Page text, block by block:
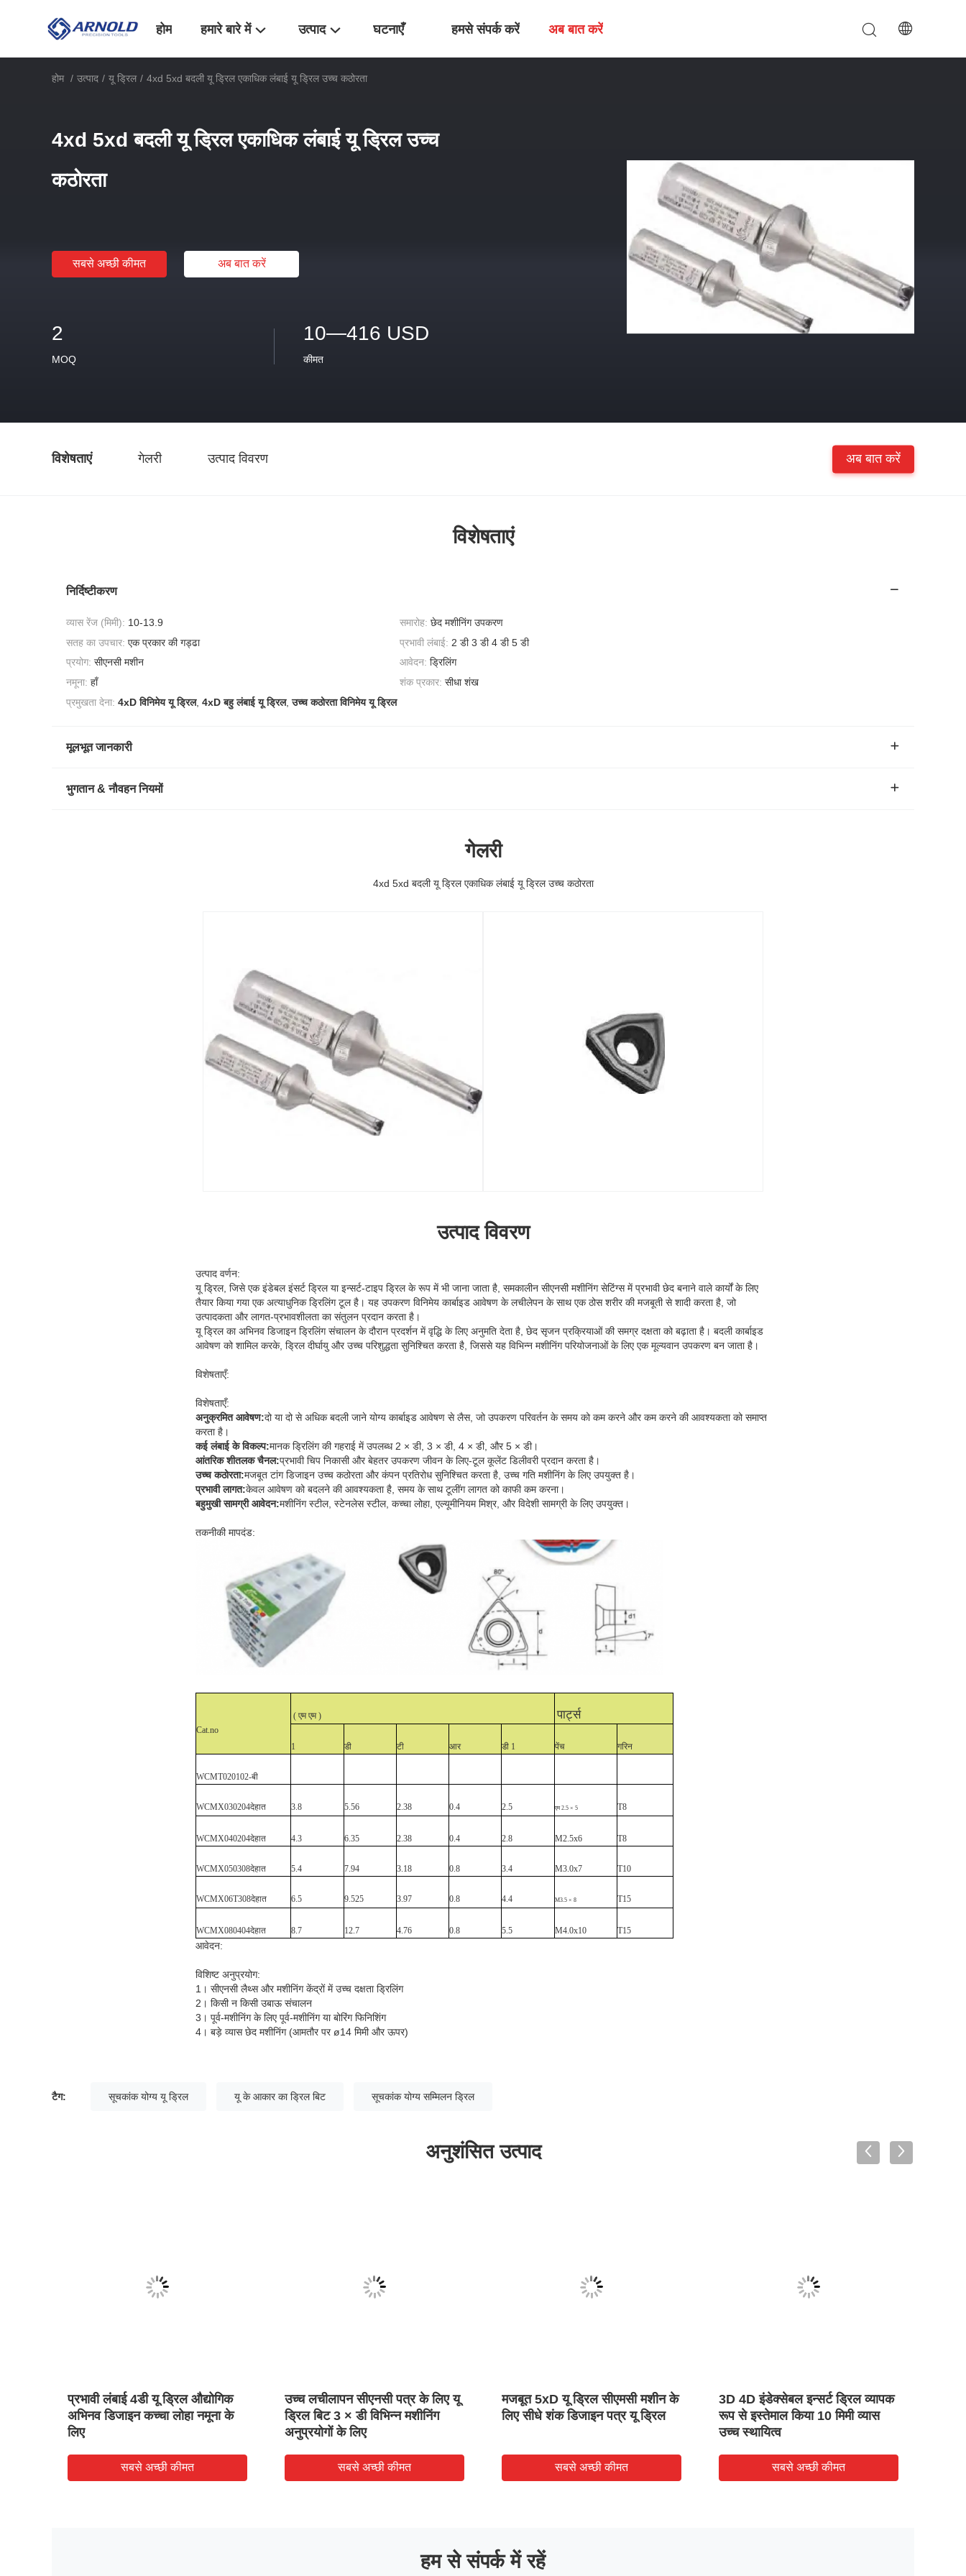
होम हमारे बारे में उत्पाद घटनाएँ हमसे संपर्क करें अब बात करें
होम / उत्पाद / यू ड्रिल / 4xd 5xd बदली यू ड्रिल एकाधिक लंबाई यू ड्रिल उच्च कठोरता
4xd 5xd बदली यू ड्रिल एकाधिक लंबाई यू ड्रिल उच्च
कठोरता
सबसे अच्छी कीमत अब बात करें
2
MOQ
10—416 USD
कीमत
विशेषताएं गेलरी उत्पाद विवरण अब बात करें
विशेषताएं
निर्दिष्टीकरण
व्यास रेंज (मिमी): 10-13.9 समारोह: छेद मशीनिंग उपकरण
सतह का उपचार: एक प्रकार की गड्ढा प्रभावी लंबाई: 2 डी 3 डी 4 डी 5 डी
प्रयोग: सीएनसी मशीन आवेदन: ड्रिलिंग
नमूना: हाँ शंक प्रकार: सीधा शंख
प्रमुखता देना: 4xD विनिमेय यू ड्रिल, 4xD बहु लंबाई यू ड्रिल,उच्च कठोरता विनिमेय यू ड्रिल
मूलभूत जानकारी
भुगतान & नौवहन नियमों
गेलरी
4xd 5xd बदली यू ड्रिल एकाधिक लंबाई यू ड्रिल उच्च कठोरता
उत्पाद विवरण
उत्पाद वर्णन:
यू ड्रिल, जिसे एक इंडेबल इंसर्ट ड्रिल या इन्सर्ट-टाइप ड्रिल के रूप में भी जाना जाता है, समकालीन सीएनसी मशीनिंग सेटिंग्स में प्रभावी छेद बनाने वाले कार्यों के लिए
तैयार किया गया एक अत्याधुनिक ड्रिलिंग टूल है। यह उपकरण विनिमेय कार्बाइड आवेषण के लचीलेपन के साथ एक ठोस शरीर की मजबूती से शादी करता है, जो
उत्पादकता और लागत-प्रभावशीलता का संतुलन प्रदान करता है।
यू ड्रिल का अभिनव डिजाइन ड्रिलिंग संचालन के दौरान प्रदर्शन में वृद्धि के लिए अनुमति देता है, छेद सृजन प्रक्रियाओं की समग्र दक्षता को बढ़ाता है। बदली कार्बाइड
आवेषण को शामिल करके, ड्रिल दीर्घायु और उच्च परिशुद्धता सुनिश्चित करता है, जिससे यह विभिन्न मशीनिंग परियोजनाओं के लिए एक मूल्यवान उपकरण बन जाता है।
विशेषताएँ:
विशेषताएँ:
अनुक्रमित आवेषण:दो या दो से अधिक बदली जाने योग्य कार्बाइड आवेषण से लैस, जो उपकरण परिवर्तन के समय को कम करने और कम करने की आवश्यकता को समाप्त
करता है।
कई लंबाई के विकल्प:मानक ड्रिलिंग की गहराई में उपलब्ध 2 × डी, 3 × डी, 4 × डी, और 5 × डी।
आंतरिक शीतलक चैनल:प्रभावी चिप निकासी और बेहतर उपकरण जीवन के लिए-टूल कूलेंट डिलीवरी प्रदान करता है।
उच्च कठोरता:मजबूत टांग डिजाइन उच्च कठोरता और कंपन प्रतिरोध सुनिश्चित करता है, उच्च गति मशीनिंग के लिए उपयुक्त है।
प्रभावी लागत:केवल आवेषण को बदलने की आवश्यकता है, समय के साथ टूलींग लागत को काफी कम करना।
बहुमुखी सामग्री आवेदन:मशीनिंग स्टील, स्टेनलेस स्टील, कच्चा लोहा, एल्यूमीनियम मिश्र, और विदेशी सामग्री के लिए उपयुक्त।
तकनीकी मापदंड:
Cat.no
( एम एम ) पार्ट्स
1 डी टी आर डी 1 पेंच गरिन
WCMT020102-बी
WCMX030204देहात 3.8 5.56 2.38 0.4 2.5 एम 2.5 × 5 T8
WCMX040204देहात 4.3 6.35 2.38 0.4 2.8 M2.5x6 T8
WCMX050308देहात 5.4 7.94 3.18 0.8 3.4 M3.0x7 T10
WCMX06T308देहात 6.5 9.525 3.97 0.8 4.4 M3.5 × 8 T15
WCMX080404देहात 8.7 12.7 4.76 0.8 5.5 M4.0x10 T15
आवेदन:
विशिष्ट अनुप्रयोग:
1। सीएनसी लैथ्स और मशीनिंग केंद्रों में उच्च दक्षता ड्रिलिंग
2। किसी न किसी उबाऊ संचालन
3। पूर्व-मशीनिंग के लिए पूर्व-मशीनिंग या बोरिंग फिनिशिंग
4। बड़े व्यास छेद मशीनिंग (आमतौर पर ø14 मिमी और ऊपर)
टैग: सूचकांक योग्य यू ड्रिल यू के आकार का ड्रिल बिट सूचकांक योग्य सम्मिलन ड्रिल
अनुशंसित उत्पाद
प्रभावी लंबाई 4डी यू ड्रिल औद्योगिक
अभिनव डिजाइन कच्चा लोहा नमूना के
लिए
सबसे अच्छी कीमत
उच्च लचीलापन सीएनसी पत्र के लिए यू
ड्रिल बिट 3 × डी विभिन्न मशीनिंग
अनुप्रयोगों के लिए
सबसे अच्छी कीमत
मजबूत 5xD यू ड्रिल सीएमसी मशीन के
लिए सीधे शंक डिजाइन पत्र यू ड्रिल
सबसे अच्छी कीमत
3D 4D इंडेक्सेबल इन्सर्ट ड्रिल व्यापक
रूप से इस्तेमाल किया 10 मिमी व्यास
उच्च स्थायित्व
सबसे अच्छी कीमत
हम से संपर्क में रहें